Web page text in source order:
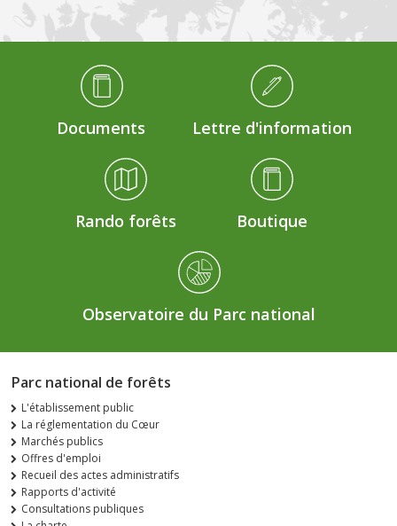
Médiathèque Footer
Documents Lettre d'information
Rando forêts Boutique
Observatoire du Parc national
Parc national de forêts
L'établissement public
La réglementation du Cœur
Marchés publics
Offres d'emploi
Recueil des actes administratifs
Rapports d'activité
Consultations publiques